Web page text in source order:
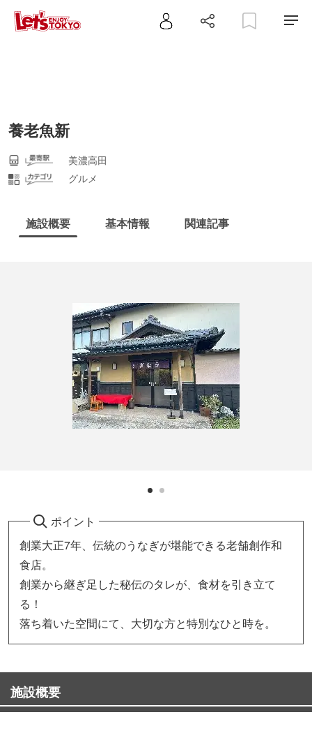
養老魚新
美濃高田
グルメ
施設概要 基本情報 関連記事
ポイント
創業大正7年、伝統のうなぎが堪能できる老舗創作和
食店。
創業から継ぎ足した秘伝のタレが、食材を引き立て
る！
落ち着いた空間にて、大切な方と特別なひと時を。
施設概要